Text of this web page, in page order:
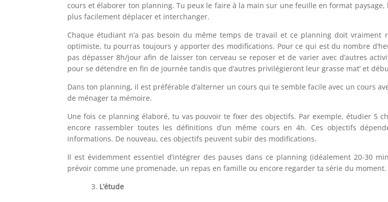
cours et élaborer ton planning. Tu peux le faire à la main sur une feuille en format
plus facilement déplacer et interchanger.
Chaque étudiant n’a pas besoin du même temps de travail et ce planning doit
optimiste, tu pourras toujours y apporter des modifications. Pour ce qui est du nombre
pas dépasser 8h/jour afin de laisser ton cerveau se reposer et de varier avec d’autres
pour se détendre en fin de journée tandis que d’autres privilégieront leur grasse mat’ et
Dans ton planning, il est préférable d’alterner un cours qui te semble facile avec un cours
de ménager ta mémoire.
Une fois ce planning élaboré, tu vas pouvoir te fixer des objectifs. Par exemple, étudier 5
encore rassembler toutes les définitions d’un même cours en 4h. Ces objectifs
informations. De nouveau, ces objectifs peuvent subir des modifications.
Il est évidemment essentiel d’intégrer des pauses dans ce planning (idéalement 20-30
prévoir comme une promenade, un repas en famille ou encore regarder ta série du moment.
L’étude